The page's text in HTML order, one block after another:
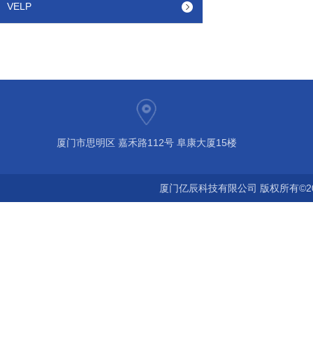
VELP
厦门市思明区 嘉禾路112号 阜康大厦15楼
厦门亿辰科技有限公司 版权所有